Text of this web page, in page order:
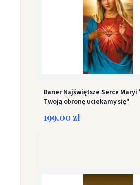
Baner Najświętsze Serce Maryi
Twoją obronę uciekamy się"
199,00 zł